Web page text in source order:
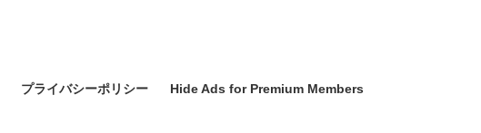
プライバシーポリシー Hide Ads for Premium Members